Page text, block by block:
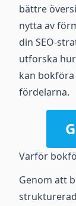
bättre
nytta av
din SEO-
utforska
kan
fördelarna.
Varför
Genom att